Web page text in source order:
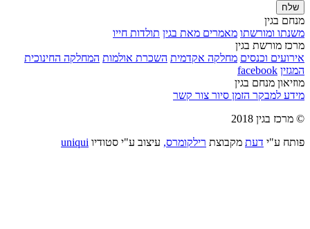
שלח
מנחם בגין
משנתו ומורשתו מאמרים מאת בגין תולדות חייו
מרכז מורשת בגין
אירועים וכנסים מחלקה אקדמית השכרת אולמות המחלקה החינוכית
המגזין facebook
מוזיאון מנחם בגין
מידע למבקר הזמן סיור צור קשר
© מרכז בגין 2018
פותח ע"י דעת מקבוצת רילקומרס, עיצוב ע"י סטודיו uniqui